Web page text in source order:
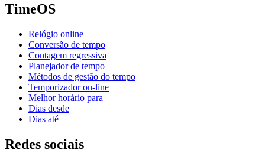
TimeOS
Relógio online
Conversão de tempo
Contagem regressiva
Planejador de tempo
Métodos de gestão do tempo
Temporizador on-line
Melhor horário para
Dias desde
Dias até
Redes sociais